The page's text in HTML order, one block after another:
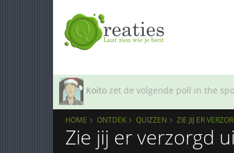
Koito zet de volgende poll in the
HOME ONTDEK QUIZZEN ZIE JIJ ER
Zie jij er verzorgd